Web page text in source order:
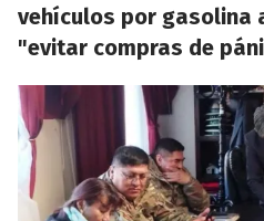
vehículos por gasolina
"evitar compras de